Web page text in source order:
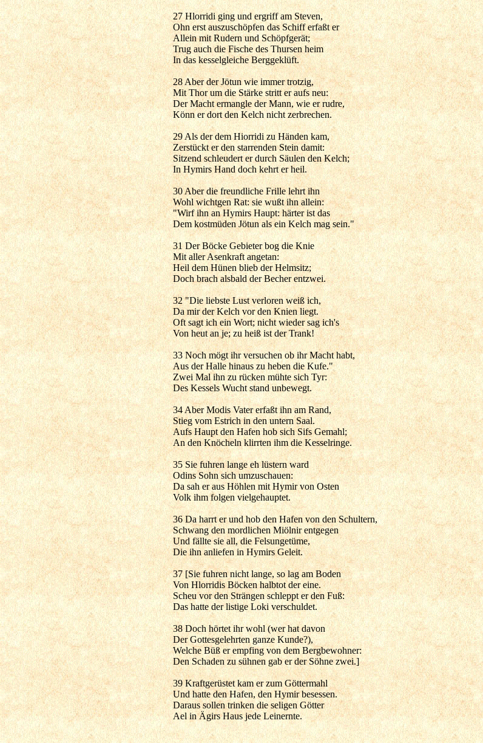
27 Hlorridi ging und ergriff am Steven,
Ohn erst auszuschöpfen das Schiff erfaßt er
Allein mit Rudern und Schöpfgerät;
Trug auch die Fische des Thursen heim
In das kesselgleiche Berggeklüft.
28 Aber der Jötun wie immer trotzig,
Mit Thor um die Stärke stritt er aufs neu:
Der Macht ermangle der Mann, wie er rudre,
Könn er dort den Kelch nicht zerbrechen.
29 Als der dem Hiorridi zu Händen kam,
Zerstückt er den starrenden Stein damit:
Sitzend schleudert er durch Säulen den Kelch;
In Hymirs Hand doch kehrt er heil.
30 Aber die freundliche Frille lehrt ihn
Wohl wichtgen Rat: sie wußt ihn allein:
"Wirf ihn an Hymirs Haupt: härter ist das
Dem kostmüden Jötun als ein Kelch mag sein."
31 Der Böcke Gebieter bog die Knie
Mit aller Asenkraft angetan:
Heil dem Hünen blieb der Helmsitz;
Doch brach alsbald der Becher entzwei.
32 "Die liebste Lust verloren weiß ich,
Da mir der Kelch vor den Knien liegt.
Oft sagt ich ein Wort; nicht wieder sag ich's
Von heut an je; zu heiß ist der Trank!
33 Noch mögt ihr versuchen ob ihr Macht habt,
Aus der Halle hinaus zu heben die Kufe."
Zwei Mal ihn zu rücken mühte sich Tyr:
Des Kessels Wucht stand unbewegt.
34 Aber Modis Vater erfaßt ihn am Rand,
Stieg vom Estrich in den untern Saal.
Aufs Haupt den Hafen hob sich Sifs Gemahl;
An den Knöcheln klirrten ihm die Kesselringe.
35 Sie fuhren lange eh lüstern ward
Odins Sohn sich umzuschauen:
Da sah er aus Höhlen mit Hymir von Osten
Volk ihm folgen vielgehauptet.
36 Da harrt er und hob den Hafen von den Schultern,
Schwang den mordlichen Miölnir entgegen
Und fällte sie all, die Felsungetüme,
Die ihn anliefen in Hymirs Geleit.
37 [Sie fuhren nicht lange, so lag am Boden
Von Hlorridis Böcken halbtot der eine.
Scheu vor den Strängen schleppt er den Fuß:
Das hatte der listige Loki verschuldet.
38 Doch hörtet ihr wohl (wer hat davon
Der Gottesgelehrten ganze Kunde?),
Welche Büß er empfing von dem Bergbewohner:
Den Schaden zu sühnen gab er der Söhne zwei.]
39 Kraftgerüstet kam er zum Göttermahl
Und hatte den Hafen, den Hymir besessen.
Daraus sollen trinken die seligen Götter
Ael in Ägirs Haus jede Leinernte.